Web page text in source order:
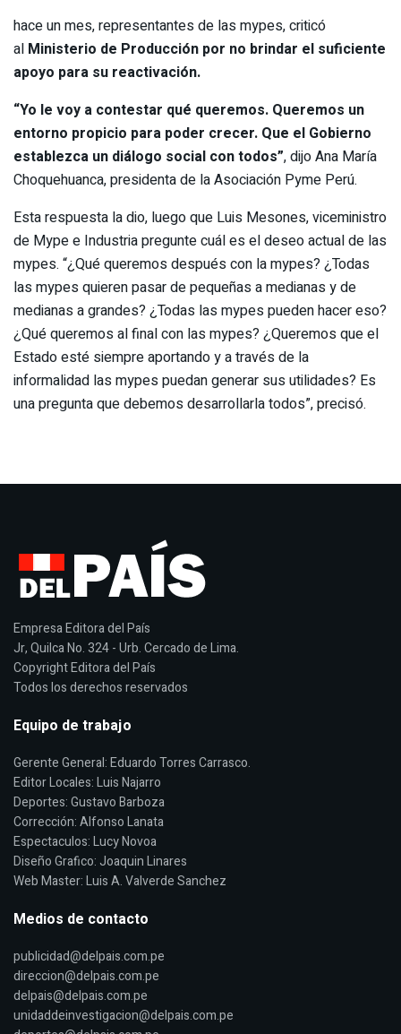
hace un mes, representantes de las mypes, criticó
al Ministerio de Producción por no brindar el suficiente
apoyo para su reactivación.
“Yo le voy a contestar qué queremos. Queremos un
entorno propicio para poder crecer. Que el Gobierno
establezca un diálogo social con todos”, dijo Ana María
Choquehuanca, presidenta de la Asociación Pyme Perú.
Esta respuesta la dio, luego que Luis Mesones, viceministro
de Mype e Industria pregunte cuál es el deseo actual de las
mypes. “¿Qué queremos después con la mypes? ¿Todas
las mypes quieren pasar de pequeñas a medianas y de
medianas a grandes? ¿Todas las mypes pueden hacer eso?
¿Qué queremos al final con las mypes? ¿Queremos que el
Estado esté siempre aportando y a través de la
informalidad las mypes puedan generar sus utilidades? Es
una pregunta que debemos desarrollarla todos”, precisó.
Empresa Editora del País
Jr, Quilca No. 324 - Urb. Cercado de Lima.
Copyright Editora del País
Todos los derechos reservados
Equipo de trabajo
Gerente General: Eduardo Torres Carrasco.
Editor Locales: Luis Najarro
Deportes: Gustavo Barboza
Corrección: Alfonso Lanata
Espectaculos: Lucy Novoa
Diseño Grafico: Joaquin Linares
Web Master: Luis A. Valverde Sanchez
Medios de contacto
publicidad@delpais.com.pe
direccion@delpais.com.pe
delpais@delpais.com.pe
unidaddeinvestigacion@delpais.com.pe